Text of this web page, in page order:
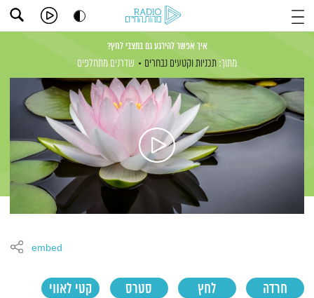
איך אפשר להירגע גם במצבי לחץ?
מתוך: תכניות וקטעים נבחרים שדרנים מתחלפים
חרדה לחץ סטרס קטי לאווי
embed